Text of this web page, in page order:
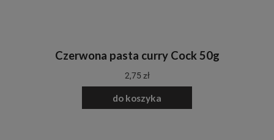
Czerwona pasta curry Cock 50g
2,75 zł
do koszyka